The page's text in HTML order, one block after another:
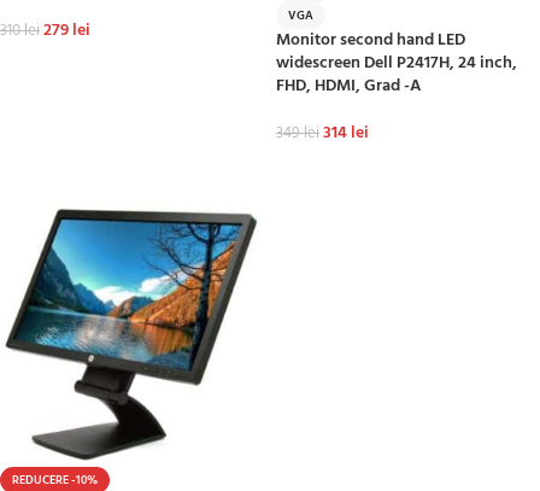
310lei279lei
VGA
Monitor second hand LED
widescreen Dell P2417H, 24 inch,
FHD, HDMI, Grad -A
349lei314lei
REDUCERE -10%